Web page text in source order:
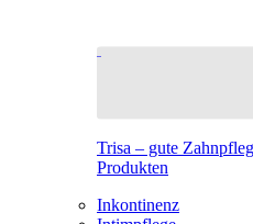
Trisa – gute
Produkten
Inkontinenz